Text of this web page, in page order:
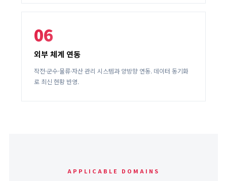
06
외부 체계 연동
작전·군수·물류·자산 관리 시스템과 양방향 연동. 데이터 동기화
로 최신 현황 반영.
APPLICABLE DOMAINS